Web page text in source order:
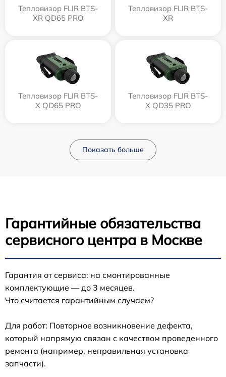
Тепловизор FLIR BTS-
XR QD65 PRO
Тепловизор FLIR BTS-
XR
Тепловизор FLIR BTS-
X QD65 PRO
Тепловизор FLIR BTS-
X QD35 PRO
Показать больше
Гарантийные обязательства
сервисного центра в Москве
Гарантия от сервиса: на смонтированные
комплектующие — до 3 месяцев.
Что считается гарантийным случаем?
Для работ: Повторное возникновение дефекта,
который напрямую связан с качеством проведенного
ремонта (например, неправильная установка
запчасти).